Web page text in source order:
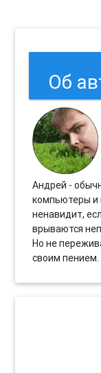
Об
Андрей -
компьютеры и
ненавидит,
врываются
Но не
своим пением.